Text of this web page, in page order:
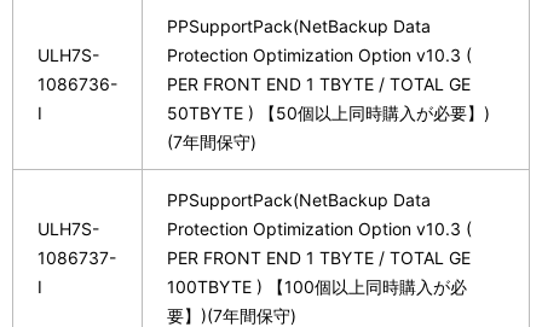
ULH7S-
1086736-
I
PPSupportPack(NetBackup Data
Protection Optimization Option v10.3 (
PER FRONT END 1 TBYTE / TOTAL GE
50TBYTE ) 【50個以上同時購入が必要】)
(7年間保守)
ULH7S-
1086737-
I
PPSupportPack(NetBackup Data
Protection Optimization Option v10.3 (
PER FRONT END 1 TBYTE / TOTAL GE
100TBYTE ) 【100個以上同時購入が必
要】)(7年間保守)